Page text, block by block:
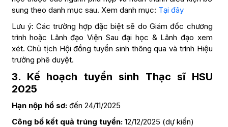
sung theo danh mục sau. Xem danh mục: Tại đây
Lưu ý: Các trường hợp đặc biệt sẽ do Giám đốc chương
trình hoặc Lãnh đạo Viện Sau đại học & Lãnh đạo xem
xét. Chủ tịch Hội đồng tuyển sinh thông qua và trình Hiệu
trưởng phê duyệt.
3. Kế hoạch tuyển sinh Thạc sĩ HSU
2025
Hạn nộp hồ sơ:đến 24/11/2025
Công bố kết quả trúng tuyển:12/12/2025 (dự kiến)